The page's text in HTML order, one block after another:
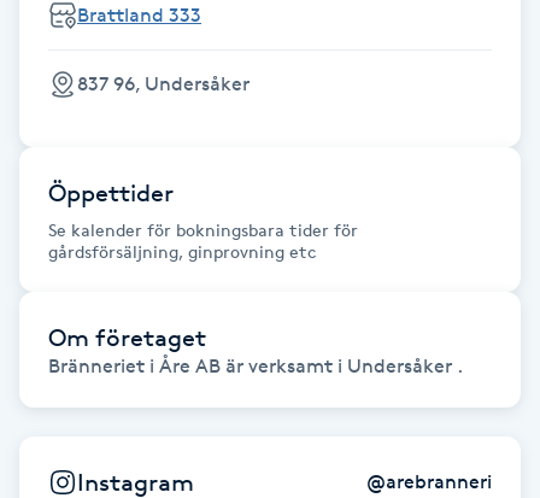
Fillers
Fotmassage
Fotsvamp
Fotvård
Fransar
Fransborttagning
Fransförlängning
Brattland 333
837 96, Undersåker
Öppettider
Se kalender för bokningsbara tider för
gårdsförsäljning, ginprovning etc
Om företaget
Bränneriet i Åre AB är verksamt i Undersåker .
Instagram @arebranneri